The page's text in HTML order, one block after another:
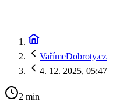
VařímeDobroty.cz
4. 12. 2025, 05:47
2 min